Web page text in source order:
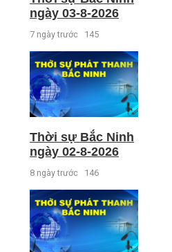
ngày 03-8-2026
7 ngày trước 145
Thời sự Bắc Ninh
ngày 02-8-2026
8 ngày trước 146